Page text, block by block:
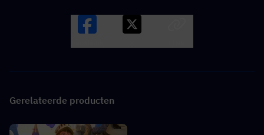
Gerelateerde producten